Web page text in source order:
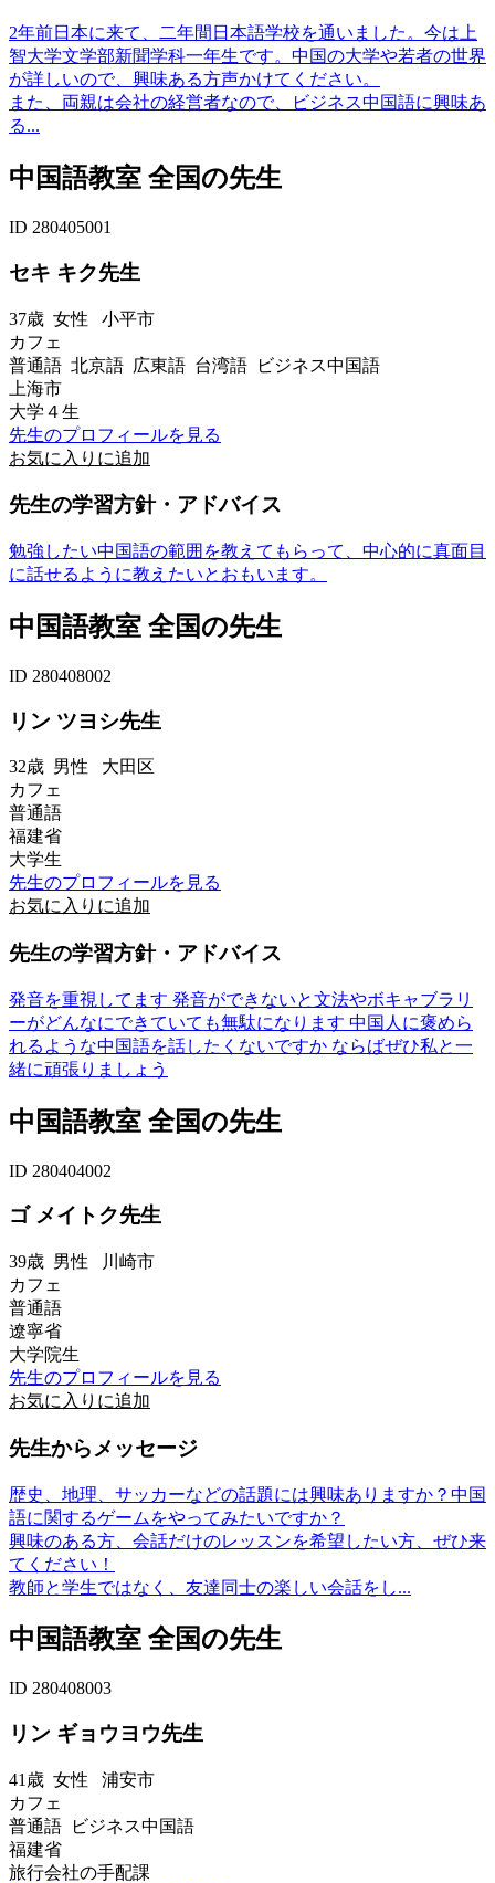
2年前日本に来て、二年間日本語学校を通いました。今は上
智大学文学部新聞学科一年生です。中国の大学や若者の世界
が詳しいので、興味ある方声かけてください。
また、両親は会社の経営者なので、ビジネス中国語に興味あ
る...
中国語教室 全国の先生
ID 280405001
セキ キク先生
37歳 女性 小平市
カフェ
普通語 北京語 広東語 台湾語 ビジネス中国語
上海市
大学４生
先生のプロフィールを見る
お気に入りに追加
先生の学習方針・アドバイス
勉強したい中国語の範囲を教えてもらって、中心的に真面目
に話せるように教えたいとおもいます。
中国語教室 全国の先生
ID 280408002
リン ツヨシ先生
32歳 男性 大田区
カフェ
普通語
福建省
大学生
先生のプロフィールを見る
お気に入りに追加
先生の学習方針・アドバイス
発音を重視してます 発音ができないと文法やボキャブラリ
ーがどんなにできていても無駄になります 中国人に褒めら
れるような中国語を話したくないですか ならばぜひ私と一
緒に頑張りましょう
中国語教室 全国の先生
ID 280404002
ゴ メイトク先生
39歳 男性 川崎市
カフェ
普通語
遼寧省
大学院生
先生のプロフィールを見る
お気に入りに追加
先生からメッセージ
歴史、地理、サッカーなどの話題には興味ありますか？中国
語に関するゲームをやってみたいですか？
興味のある方、会話だけのレッスンを希望したい方、ぜひ来
てください！
教師と学生ではなく、友達同士の楽しい会話をし...
中国語教室 全国の先生
ID 280408003
リン ギョウヨウ先生
41歳 女性 浦安市
カフェ
普通語 ビジネス中国語
福建省
旅行会社の手配課